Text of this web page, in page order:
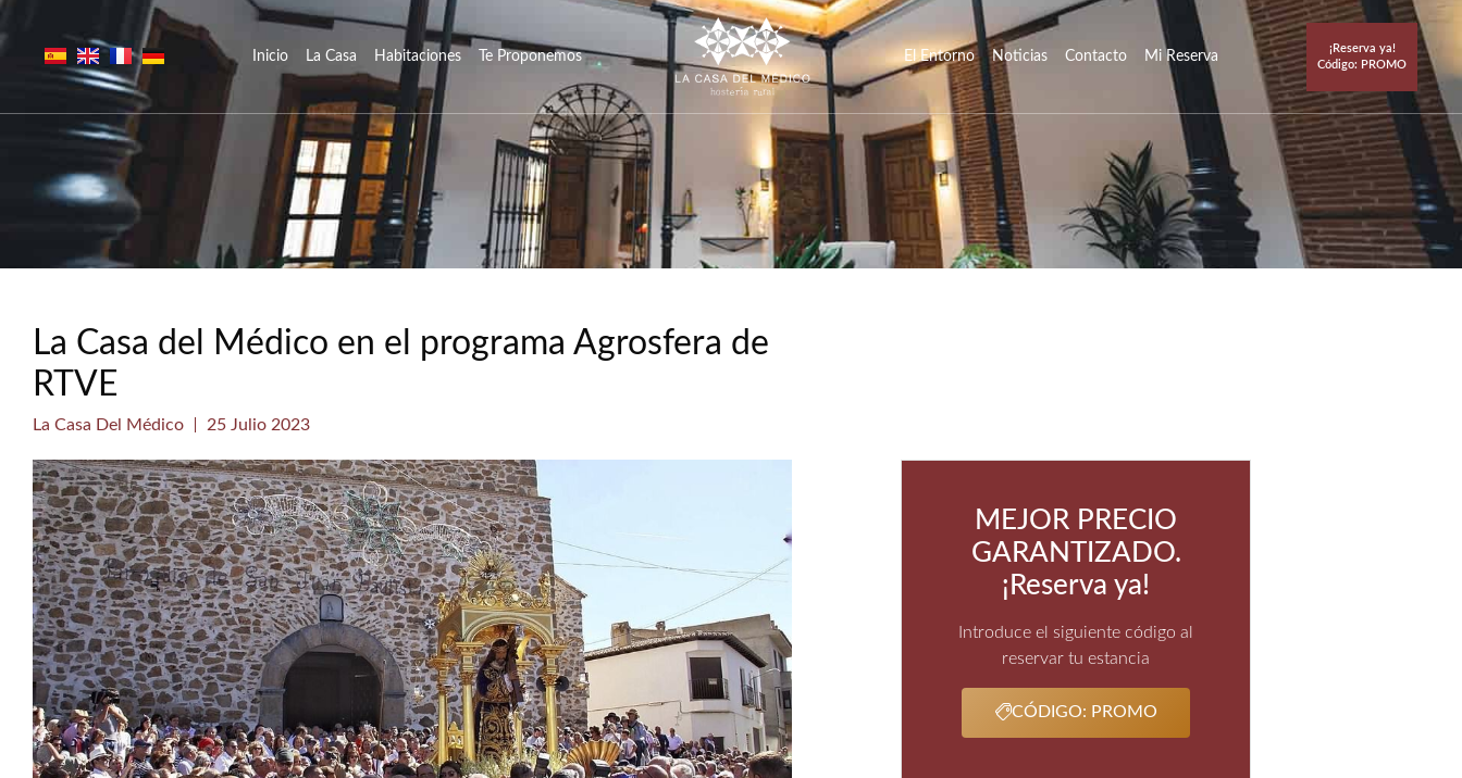
Inicio La Casa Habitaciones Te Proponemos El Entorno Noticias Contacto Mi Reserva
¡Reserva ya!
Código: PROMO
La Casa del Médico en el programa Agrosfera de
RTVE
La Casa Del Médico 25 Julio 2023
MEJOR PRECIO
GARANTIZADO.
¡Reserva ya!
Introduce el siguiente código al
reservar tu estancia
CÓDIGO: PROMO